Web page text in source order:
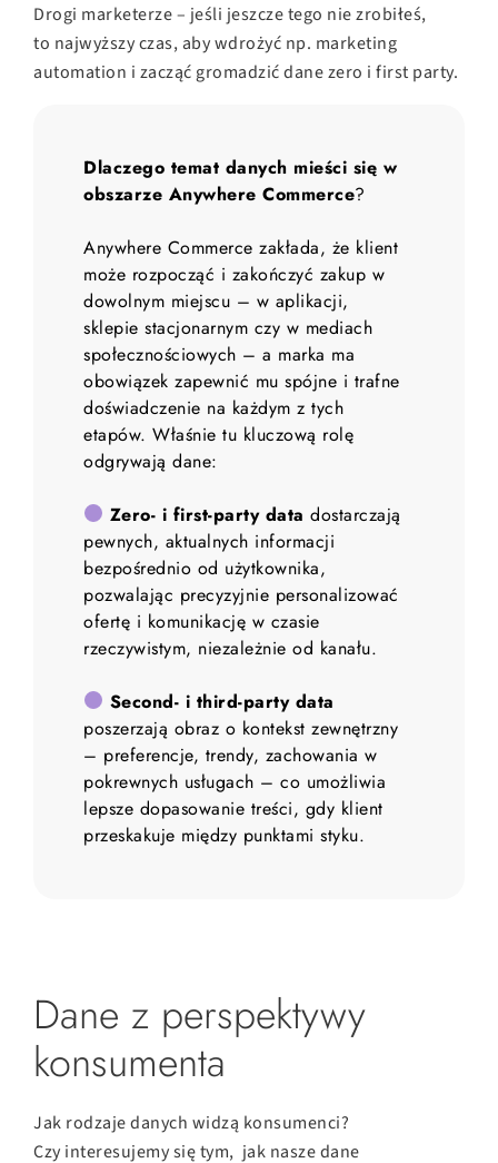
Drogi marketerze – jeśli jeszcze tego nie zrobiłeś,
to najwyższy czas, aby wdrożyć np. marketing
automation i zacząć gromadzić dane zero i first party.
Dlaczego temat danych mieści się w
obszarze Anywhere Commerce?
Anywhere Commerce zakłada, że klient
może rozpocząć i zakończyć zakup w
dowolnym miejscu – w aplikacji,
sklepie stacjonarnym czy w mediach
społecznościowych – a marka ma
obowiązek zapewnić mu spójne i trafne
doświadczenie na każdym z tych
etapów. Właśnie tu kluczową rolę
odgrywają dane:
Zero- i first-party data dostarczają
pewnych, aktualnych informacji
bezpośrednio od użytkownika,
pozwalając precyzyjnie personalizować
ofertę i komunikację w czasie
rzeczywistym, niezależnie od kanału.
Second- i third-party data
poszerzają obraz o kontekst zewnętrzny
– preferencje, trendy, zachowania w
pokrewnych usługach – co umożliwia
lepsze dopasowanie treści, gdy klient
Dane z perspektywy
konsumenta
Jak rodzaje danych widzą konsumenci?
Czy interesujemy się tym, jak nasze dane